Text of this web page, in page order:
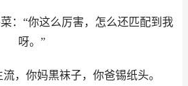
：“你这么厉害，怎么还匹配到我
呀。”
，你妈黒袜子，你爸锡纸头。